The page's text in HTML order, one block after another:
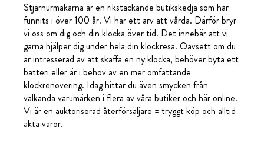
Stjärnurmakarna är en rikstäckande butikskedja som har
funnits i över 100 år. Vi har ett arv att vårda. Därför bryr
vi oss om dig och din klocka över tid. Det innebär att vi
gärna hjälper dig under hela din klockresa. Oavsett om du
är intresserad av att skaffa en ny klocka, behöver byta ett
batteri eller är i behov av en mer omfattande
klockrenovering. Idag hittar du även smycken från
välkända varumärken i flera av våra butiker och här online.
Vi är en auktoriserad återförsäljare = tryggt köp och alltid
äkta varor.